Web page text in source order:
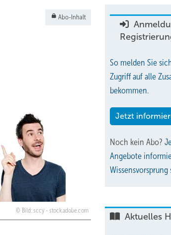
Abo-Inhalt
Bild: sccy - stock.adobe.com
So melden Sie
Zugriff auf alle
bekommen.
Jetzt
Noch kein Abo?
Angebote
Wissensvorsprung
Aktuelles